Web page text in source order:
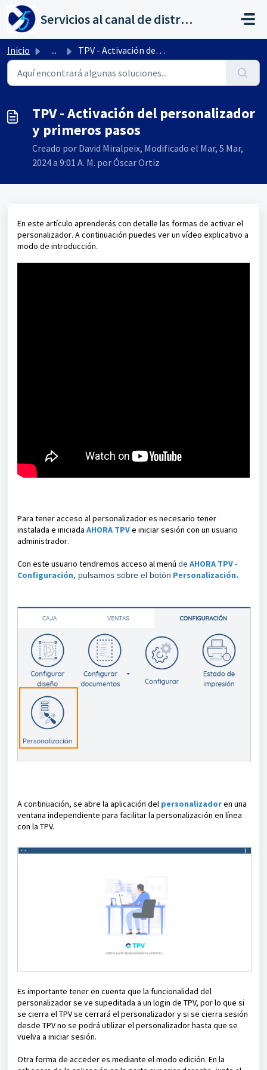
Saltar al contenido principal
Servicios al canal de distribución de AHORA
Inicio ... TPV - Activación del personalizador y primeros pasos
TPV - Activación del personalizador
y primeros pasos
Creado por David Miralpeix, Modificado el Mar, 5 Mar,
2024 a 9:01 A. M. por Óscar Ortiz
En este artículo aprenderás con detalle las formas de activar el
personalizador. A continuación puedes ver un vídeo explicativo a
modo de introducción.
Para tener acceso al personalizador es necesario tener
instalada e iniciada AHORA TPVe iniciar sesión con un usuario
administrador.
Con este usuario tendremos acceso al menú de AHORA TPV -
Configuración, pulsamos sobre el botón Personalización.
A continuación, se abre la aplicación del personalizadoren una
ventana independiente para facilitar la personalización en línea
con la TPV.
Es importante tener en cuenta que la funcionalidad del
personalizador se ve supeditada a un login de TPV, por lo que si
se cierra el TPV se cerrará el personalizador y si se cierra sesión
desde TPV no se podrá utilizar el personalizador hasta que se
vuelva a iniciar sesión.
Otra forma de acceder es mediante el modo edición. En la